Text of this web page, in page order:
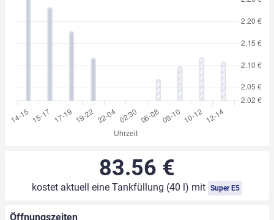
83.56 €
kostet aktuell eine Tankfüllung (40 l) mit Super E5
Öffnungszeiten